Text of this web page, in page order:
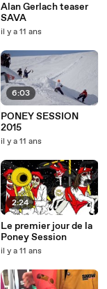
Alan Gerlach teaser
SAVA
il y a 11 ans
6:03
PONEY SESSION
2015
il y a 11 ans
2:24
Le premier jour de la
Poney Session
il y a 11 ans